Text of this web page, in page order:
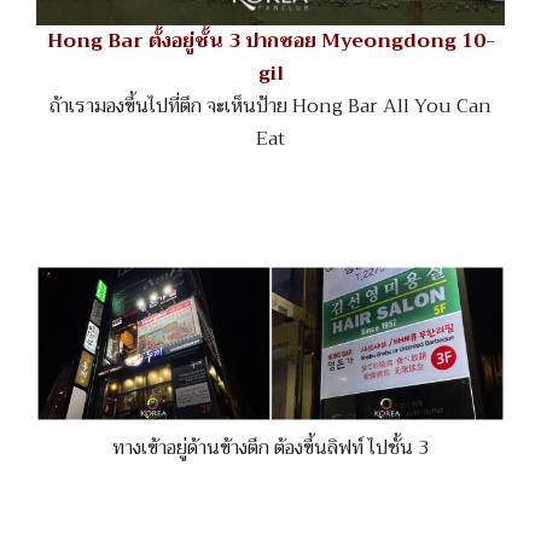
Hong Bar ตั้งอยู่ชั้น 3 ปากซอย Myeongdong 10-
gil
ถ้าเรามองขึ้นไปที่ตึก จะเห็นป้าย Hong Bar All You Can
Eat
ทางเข้าอยู่ด้านข้างตึก ต้องขึ้นลิฟท์ ไปชั้น 3